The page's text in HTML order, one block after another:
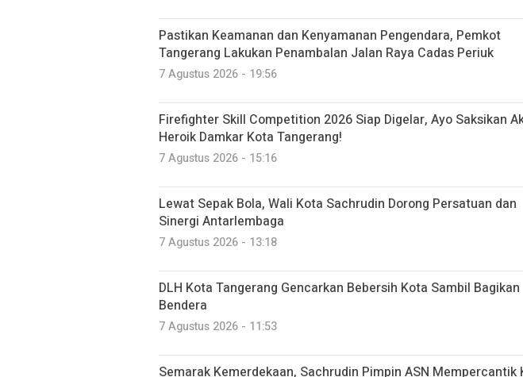
Pastikan Keamanan dan Kenyamanan Pengendara, Pemkot
Tangerang Lakukan Penambalan Jalan Raya Cadas Periuk
7 Agustus 2026 - 19:56
Firefighter Skill Competition 2026 Siap Digelar, Ayo Saksikan
Heroik Damkar Kota Tangerang!
7 Agustus 2026 - 15:16
Lewat Sepak Bola, Wali Kota Sachrudin Dorong Persatuan dan
Sinergi Antarlembaga
7 Agustus 2026 - 13:18
DLH Kota Tangerang Gencarkan Bebersih Kota Sambil Bagikan
Bendera
7 Agustus 2026 - 11:53
Semarak Kemerdekaan, Sachrudin Pimpin ASN Mempercantik